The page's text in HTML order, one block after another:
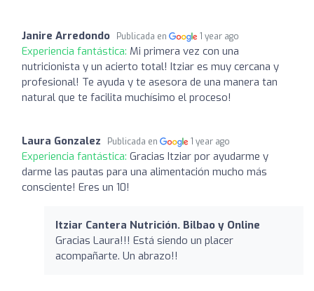
Janire Arredondo Publicada en 1 year ago
Experiencia fantástica: Mi primera vez con una
nutricionista y un acierto total! Itziar es muy cercana y
profesional! Te ayuda y te asesora de una manera tan
natural que te facilita muchísimo el proceso!
Laura Gonzalez Publicada en 1 year ago
Experiencia fantástica: Gracias Itziar por ayudarme y
darme las pautas para una alimentación mucho más
consciente! Eres un 10!
Itziar Cantera Nutrición. Bilbao y Online
Gracias Laura!!! Está siendo un placer
acompañarte. Un abrazo!!